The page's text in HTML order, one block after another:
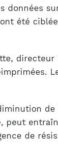
données
été
de